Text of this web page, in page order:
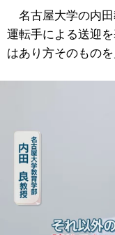
名古屋大学の内田
運転手による送迎
はあり方そのもの